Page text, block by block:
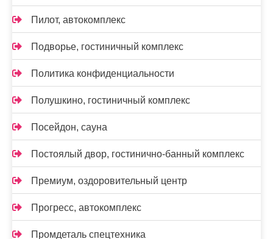
Пилот, автокомплекс
Подворье, гостиничный комплекс
Политика конфиденциальности
Полушкино, гостиничный комплекс
Посейдон, сауна
Постоялый двор, гостинично-банный комплекс
Премиум, оздоровительный центр
Прогресс, автокомплекс
Промдеталь спецтехника